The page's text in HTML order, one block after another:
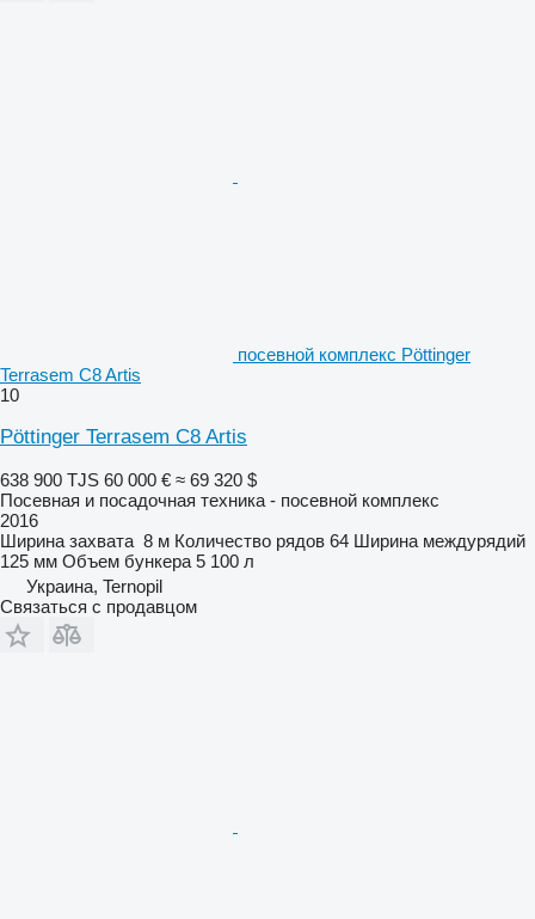
посевной комплекс Pöttinger
Terrasem C8 Artis
10
Pöttinger Terrasem C8 Artis
638 900 TJS 60 000 € ≈ 69 320 $
Посевная и посадочная техника - посевной комплекс
2016
Ширина захвата 8 м Количество рядов 64 Ширина междурядий
125 мм Объем бункера 5 100 л
Украина, Ternopil
Связаться с продавцом